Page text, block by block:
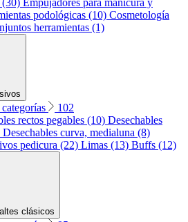
podológicas (10) Cosmetología
herramientas (1)
102
rectos pegables (10) Desechables
Desechables curva, medialuna (8)
pedicura (22) Limas (13) Buffs (12)
clásicos